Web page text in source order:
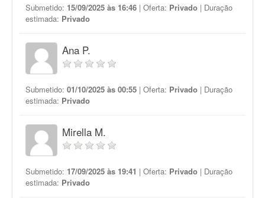
Submetido: 15/09/2025 às 16:46 | Oferta: Privado | Duração
estimada: Privado
Ana P.
Submetido: 01/10/2025 às 00:55 | Oferta: Privado | Duração
estimada: Privado
Mirella M.
Submetido: 17/09/2025 às 19:41 | Oferta: Privado | Duração
estimada: Privado